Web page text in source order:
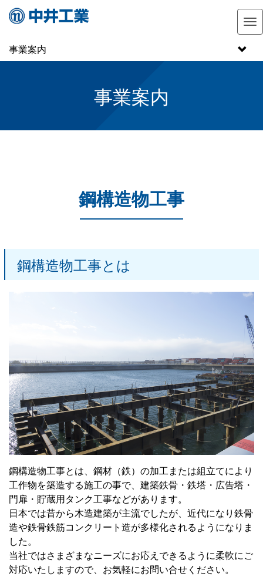
M
e
事業案内
事業案内
鋼構造物工事
鋼構造物工事とは
鋼構造物工事とは、鋼材（鉄）の加工または組立てにより
工作物を築造する施工の事で、建築鉄骨・鉄塔・広告塔・
門扉・貯蔵用タンク工事などがあります。
日本では昔から木造建築が主流でしたが、近代になり鉄骨
造や鉄骨鉄筋コンクリート造が多様化されるようになりま
した。
当社ではさまざまなニーズにお応えできるように柔軟にご
対応いたしますので、お気軽にお問い合せください。